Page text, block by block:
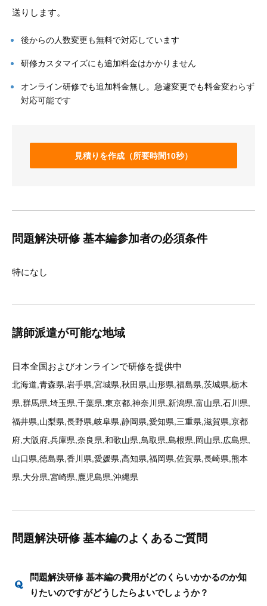
送りします。
後からの人数変更も無料で対応しています
研修カスタマイズにも追加料金はかかりません
オンライン研修でも追加料金無し。急遽変更でも料金変わらず
対応可能です
見積りを作成（所要時間10秒）
問題解決研修 基本編参加者の必須条件
特になし
講師派遣が可能な地域
日本全国およびオンラインで研修を提供中
北海道,青森県,岩手県,宮城県,秋田県,山形県,福島県,茨城県,栃木
県,群馬県,埼玉県,千葉県,東京都,神奈川県,新潟県,富山県,石川県,
福井県,山梨県,長野県,岐阜県,静岡県,愛知県,三重県,滋賀県,京都
府,大阪府,兵庫県,奈良県,和歌山県,鳥取県,島根県,岡山県,広島県,
山口県,徳島県,香川県,愛媛県,高知県,福岡県,佐賀県,長崎県,熊本
県,大分県,宮崎県,鹿児島県,沖縄県
問題解決研修 基本編のよくあるご質問
問題解決研修 基本編の費用がどのくらいかかるのか知
りたいのですがどうしたらよいでしょうか？